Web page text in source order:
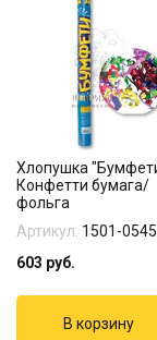
Хлопушка
Конфетти бумага/
фольга
Артикул: 1501-0545
603 руб.